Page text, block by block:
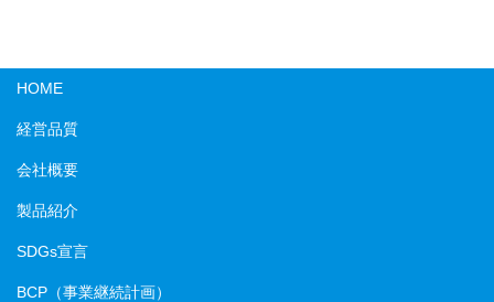
HOME
経営品質
会社概要
製品紹介
SDGs宣言
BCP（事業継続計画）